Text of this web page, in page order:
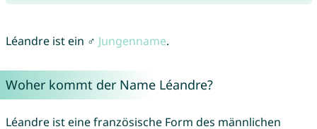
Léandre ist ein ♂ Jungenname.
Woher kommt der Name Léandre?
Léandre ist eine französische Form des männlichen